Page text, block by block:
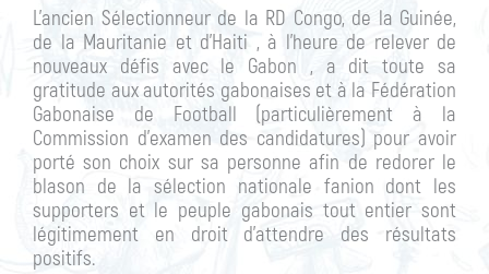
L’ancien Sélectionneur de la RD Congo, de la Guinée,
de la Mauritanie et d’Haiti , à l’heure de relever de
nouveaux défis avec le Gabon , a dit toute sa
gratitude aux autorités gabonaises et à la Fédération
Gabonaise de Football (particulièrement à la
Commission d’examen des candidatures) pour avoir
porté son choix sur sa personne afin de redorer le
blason de la sélection nationale fanion dont les
supporters et le peuple gabonais tout entier sont
légitimement en droit d’attendre des résultats
positifs.